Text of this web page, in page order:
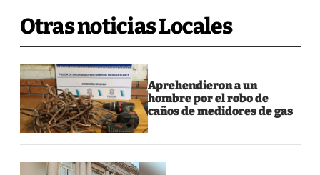
Otras noticias Locales
Aprehendieron a un
hombre por el robo de
caños de medidores de gas